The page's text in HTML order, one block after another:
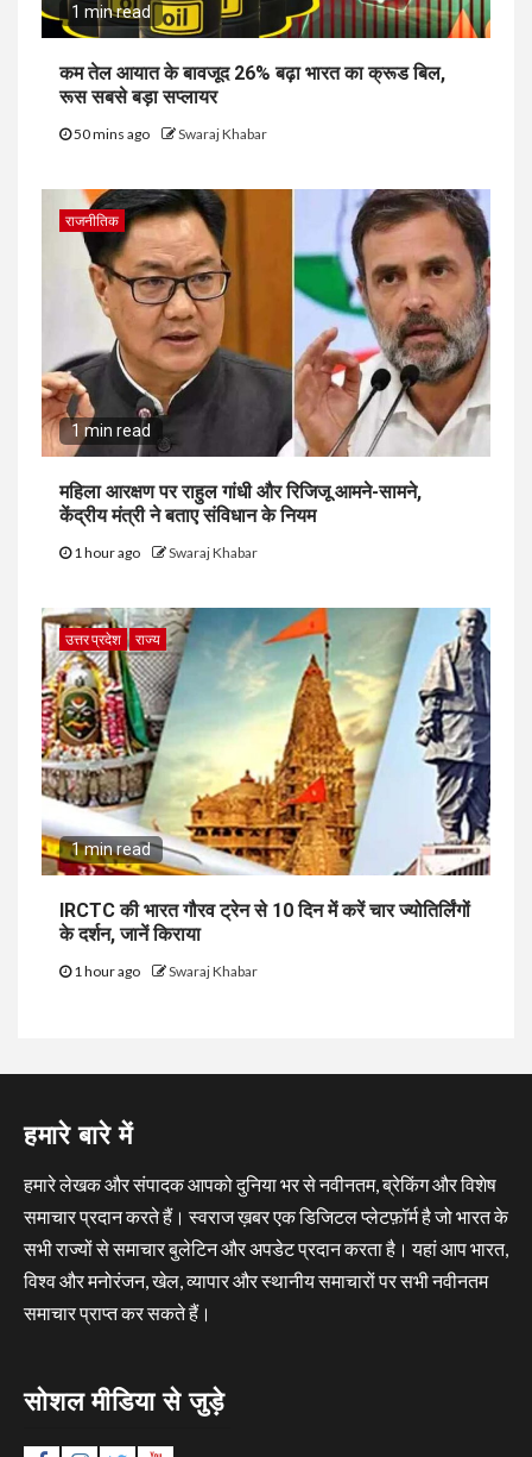
1 min read
कम तेल आयात के बावजूद 26% बढ़ा भारत का क्रूड बिल,
रूस सबसे बड़ा सप्लायर
50 mins ago Swaraj Khabar
राजनीतिक
1 min read
महिला आरक्षण पर राहुल गांधी और रिजिजू आमने-सामने,
केंद्रीय मंत्री ने बताए संविधान के नियम
1 hour ago Swaraj Khabar
उत्तर प्रदेश राज्य
1 min read
IRCTC की भारत गौरव ट्रेन से 10 दिन में करें चार ज्योतिर्लिंगों
के दर्शन, जानें किराया
1 hour ago Swaraj Khabar
हमारे बारे में
हमारे लेखक और संपादक आपको दुनिया भर से नवीनतम, ब्रेकिंग और विशेष
समाचार प्रदान करते हैं। स्वराज ख़बर एक डिजिटल प्लेटफ़ॉर्म है जो भारत के
सभी राज्यों से समाचार बुलेटिन और अपडेट प्रदान करता है। यहां आप भारत,
विश्व और मनोरंजन, खेल, व्यापार और स्थानीय समाचारों पर सभी नवीनतम
समाचार प्राप्त कर सकते हैं।
सोशल मीडिया से जुड़े